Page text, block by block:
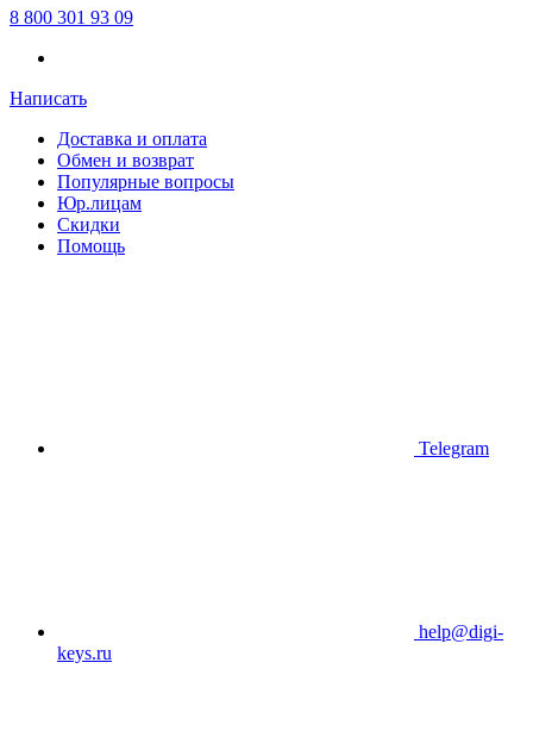
8 800 301 93 09
Написать
Доставка и оплата
Обмен и возврат
Популярные вопросы
Юр.лицам
Скидки
Помощь
Telegram
help@digi-
keys.ru